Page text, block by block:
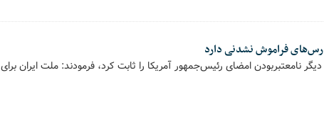
فراموش نشدنی دارد
نامعتبربودن امضای رئیس‌جمهور آمریکا را ثابت کرد، فرمودند: ملت ایران برای